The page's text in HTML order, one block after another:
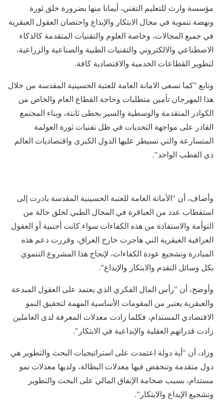
مؤسسة وارث للتعليم التقني، أيمانا منها بضرورة خلق ثورة
ونهضة تنموية في مجال الابتكار والإبداع واحتضان العقول العبقرية
في جميع المجالات، وخاصة العلوم والتقنيات المتقدمة كالذكاء
الاصطناعي والالكتروني والتقنيات الطبية والصناعية والزراعية،
لتطوير القطاعات الخدمية والاقتصادية كافة.
وتابع "كما تسعى الامانة العامة للعتبة الحسينية المقدسة من خلال
هذا المهرجان تأمين متطلبات وحاجة القطاع العام والخاص من
الكوادر المتقدمة والوسطية والسير بخطى ثابتة، وبناء المجتمع
القادر على مواجهة التحديات في ظل تقنيات ثورة العولمة
المتسارعة والتي تسيطر عليها الدول الكبرى واقتصاديات العالم
ذي القطب الواحد".
وأضاف، أن "الأمانة العامة للعتبة الحسينية المقدسة بادرت إلى
استقطاب عدد من العباقرة في المجال الطبي لخلق حالة من
التوأمة والاستفادة من هذه الكفاءات سواء كانت أجنبية أو العقول
العراقية العبقرية التي هاجرت خارج العراق، وقررت دعم هذه
المبادرة وتشجيع عودة الكفاءات، لإنجاح هذا المشروع التنموي
بكل وسائل التقدم والابتكار والإبداع".
وأوضح، أن "رأس المال الفكري الذي يعتمد على العقول المبدعة
والعبقرية يعتبر من المقومات الأساسية المهمة لتحقيق النمو
الاقتصادي المستدام، فكلما زادت معدلات المعرفة لدى العاملين
زادت قدراتهم العقلية والإبداعية في الابتكار".
وزاد، أن "أية دولة اعتمدت على استراتيجيات البحث والتطوير هي
دول متقدمة وتنخفض فيها معدلات البطالة، ولديها معدلات نمو
مستدام، بسبب ضخامة الإنفاق المالي على البحث والتطوير
وتشجيع الإبداع والابتكار".